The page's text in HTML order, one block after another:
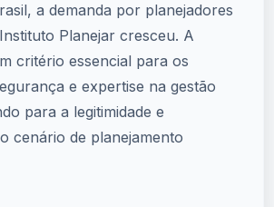
a demanda por planejadores
Planejar cresceu. A
critério essencial para os
e expertise na gestão
para a legitimidade e
cenário de planejamento